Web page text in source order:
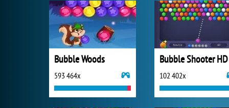
Bubble Woods
593 464x
Bubble Shooter
102 402x